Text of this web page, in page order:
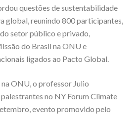
questões de sustentabilidade
global, reunindo 800 participantes,
setor público e privado,
do Brasil na ONU e
ligados ao Pacto Global.
ONU, o professor Julio
no NY Forum Climate
evento promovido pelo